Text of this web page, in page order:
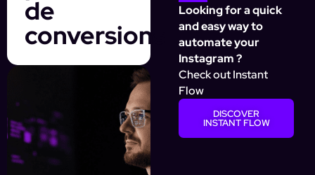
de
conversions
Looking for a quick
and easy way to
automate your
Instagram ?
Check out Instant
Flow
DISCOVER
INSTANT FLOW